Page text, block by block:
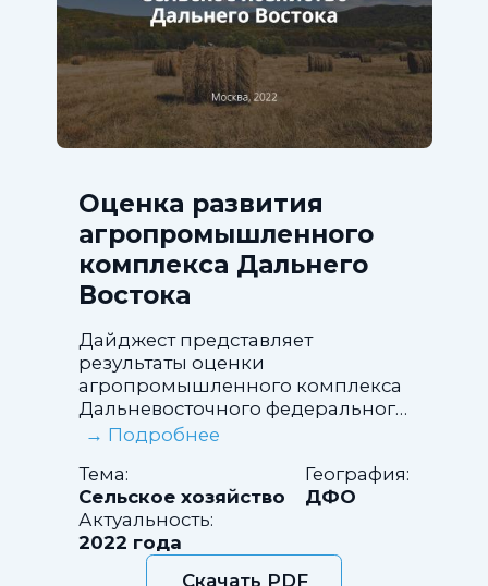
Оценка развития
агропромышленного
комплекса Дальнего
Востока
Дайджест представляет
результаты оценки
агропромышленного комплекса
Дальневосточного федерального
округа и содержит анализ
развития: размеры посевных
площадей, объемы производства
продукции, урожайность
сельскохозяйственных культур и
продуктивность животноводства.
→ Подробнее
Скачать PDF
Тема:
Сельское хозяйство
География:
ДФО
Актуальность:
2022 года